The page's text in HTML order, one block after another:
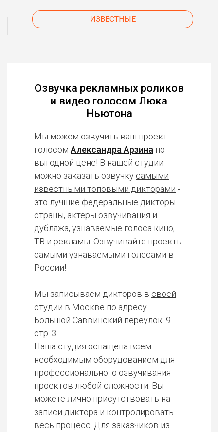
ИЗВЕСТНЫЕ
Озвучка рекламных роликов
и видео голосом Люка
Ньютона
Мы можем озвучить ваш проект
голосом Александра Арзина по
выгодной цене! В нашей студии
можно заказать озвучку самыми
известными топовыми дикторами -
это лучшие федеральные дикторы
страны, актеры озвучивания и
дубляжа, узнаваемые голоса кино,
ТВ и рекламы. Озвучивайте проекты
самыми узнаваемыми голосами в
России!
Мы записываем дикторов в своей
студии в Москве по адресу
Большой Саввинский переулок, 9
стр. 3.
Наша студия оснащена всем
необходимым оборудованием для
профессионального озвучивания
проектов любой сложности. Вы
можете лично присутствовать на
записи диктора и контролировать
весь процесс. Для заказчиков из